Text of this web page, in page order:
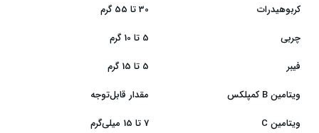
کربوهیدرات
30 تا 55 گرم
چربی
5 تا 10 گرم
فیبر
5 تا 15 گرم
ویتامین B کمپلکس
مقدار قابل‌توجه
ویتامین C
7 تا 15 میلی‌گرم